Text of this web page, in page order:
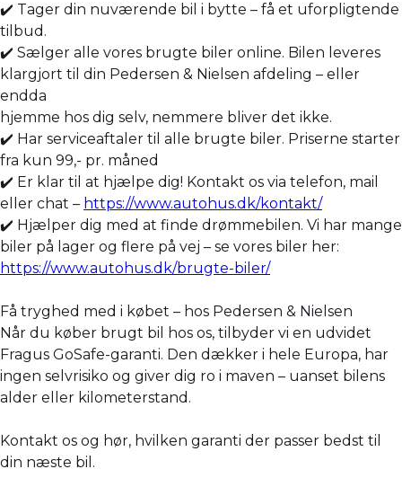
✔️ Tager din nuværende bil i bytte – få et uforpligtende
tilbud.
✔️ Sælger alle vores brugte biler online. Bilen leveres
klargjort til din Pedersen & Nielsen afdeling – eller
endda
hjemme hos dig selv, nemmere bliver det ikke.
✔️ Har serviceaftaler til alle brugte biler. Priserne starter
fra kun 99,- pr. måned
✔️ Er klar til at hjælpe dig! Kontakt os via telefon, mail
eller chat – https://www.autohus.dk/kontakt/
✔️ Hjælper dig med at finde drømmebilen. Vi har mange
biler på lager og flere på vej – se vores biler her:
https://www.autohus.dk/brugte-biler/
Få tryghed med i købet – hos Pedersen & Nielsen
Når du køber brugt bil hos os, tilbyder vi en udvidet
Fragus GoSafe-garanti. Den dækker i hele Europa, har
ingen selvrisiko og giver dig ro i maven – uanset bilens
alder eller kilometerstand.
Kontakt os og hør, hvilken garanti der passer bedst til
din næste bil.